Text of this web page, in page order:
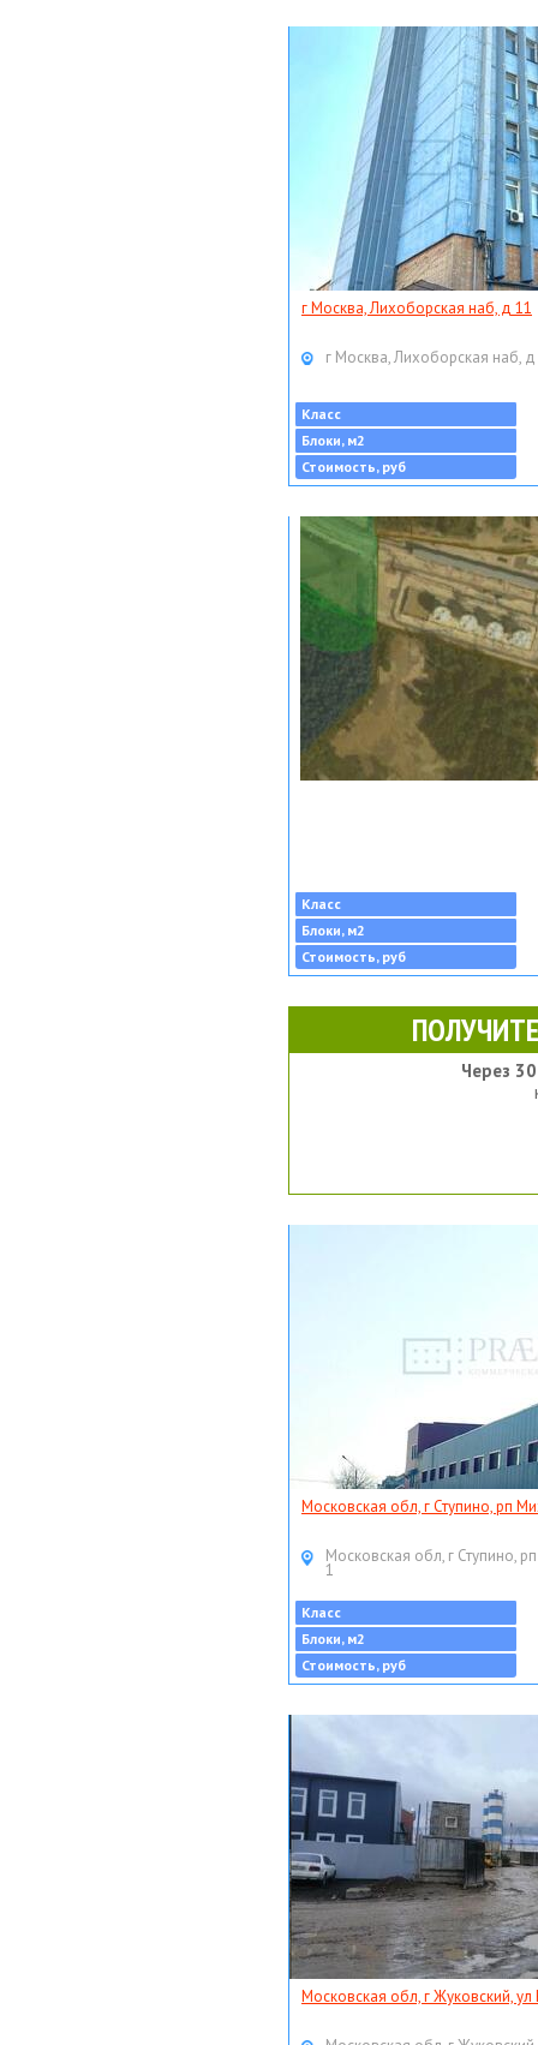
г Москва, Лихоборская наб, д 11
г Москва, Лихоборская наб,
Класс
Блоки, м2
Стоимость, руб
Класс
Блоки, м2
Стоимость, руб
Через
Московская обл, г Ступино, рп
Московская обл, г Ступино,
1
Класс
Блоки, м2
Стоимость, руб
Московская обл, г Жуковский,